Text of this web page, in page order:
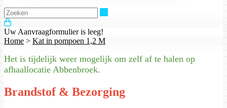
Uw Aanvraagformulier is leeg!
Home > Kat in pompoen 1,2 M
Het is tijdelijk weer mogelijk om zelf af te halen op
afhaallocatie Abbenbroek.
Brandstof & Bezorging